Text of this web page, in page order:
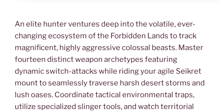
An elite hunter ventures deep into the volatile, ever-
changing ecosystem of the Forbidden Lands to track
magnificent, highly aggressive colossal beasts. Master
fourteen distinct weapon archetypes featuring
dynamic switch-attacks while riding your agile Seikret
mount to seamlessly traverse harsh desert storms and
lush oases. Coordinate tactical environmental traps,
utilize specialized slinger tools, and watch territorial